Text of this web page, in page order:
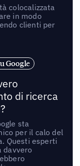
colocalizzata
in modo
clienti per
Google
di ricerca
sta
per il calo del
Questi esperti
davvero